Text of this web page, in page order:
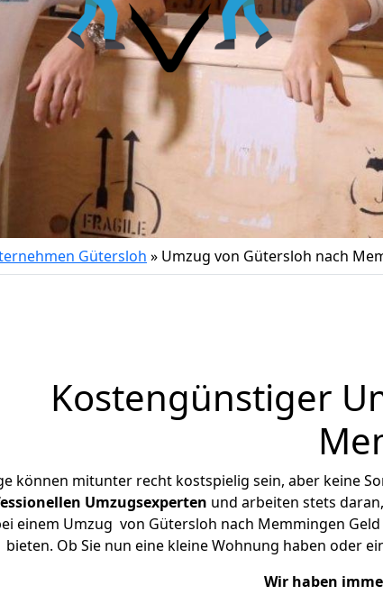
Gütersloh » Umzug von Gütersloh nach
Kostengünstiger
können mitunter recht kostspielig sein, aber keine
Umzugsexperten und arbeiten stets
einem Umzug von Gütersloh nach Memmingen
bieten. Ob Sie nun eine kleine Wohnung haben oder
Wir haben